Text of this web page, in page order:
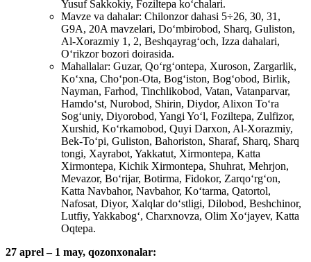
Yusuf Sakkokiy, Foziltepa ko‘chalari.
Mavze va dahalar: Chilonzor dahasi 5÷26, 30, 31,
G9A, 20A mavzelari, Do‘mbirobod, Sharq, Guliston,
Al-Xorazmiy 1, 2, Beshqayrag‘och, Izza dahalari,
O‘rikzor bozori doirasida.
Mahallalar: Guzar, Qo‘rg‘ontepa, Xuroson, Zargarlik,
Ko‘xna, Cho‘pon-Ota, Bog‘iston, Bog‘obod, Birlik,
Nayman, Farhod, Tinchlikobod, Vatan, Vatanparvar,
Hamdo‘st, Nurobod, Shirin, Diydor, Alixon To‘ra
Sog‘uniy, Diyorobod, Yangi Yo‘l, Foziltepa, Zulfizor,
Xurshid, Ko‘rkamobod, Quyi Darxon, Al-Xorazmiy,
Bek-To‘pi, Guliston, Bahoriston, Sharaf, Sharq, Sharq
tongi, Xayrabot, Yakkatut, Xirmontepa, Katta
Xirmontepa, Kichik Xirmontepa, Shuhrat, Mehrjon,
Mevazor, Bo‘rijar, Botirma, Fidokor, Zarqo‘rg‘on,
Katta Navbahor, Navbahor, Ko‘tarma, Qatortol,
Nafosat, Diyor, Xalqlar do‘stligi, Dilobod, Beshchinor,
Lutfiy, Yakkabog‘, Charxnovza, Olim Xo‘jayev, Katta
Oqtepa.
27 aprel – 1 may, qozonxonalar: